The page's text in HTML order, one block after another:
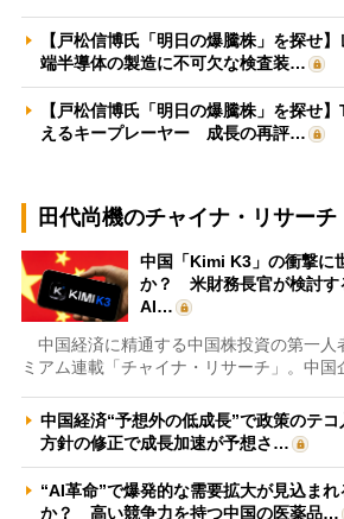
【戸松信博氏「明日の爆騰株」を探せ
端半導体の製造に不可欠な検査装…
【戸松信博氏「明日の爆騰株」を探せ
えるキープレーヤー 成長の再評…
田代尚機のチャイナ・リサーチ
中国「Kimi K3」の衝撃に
か？ 米財務長官が検討す
AI…
中国経済に精通する中国株投資の第一人
ミアム連載「チャイナ・リサーチ」。中国
中国経済“予想外の低成長”で政策のテ
方針の修正で成長加速が予想さ…
“AI革命”で爆発的な需要拡大が見込ま
か？ 高い競争力を持つ中国の医薬品…